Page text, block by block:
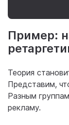
Пример:
Теория
Представим,
Разным
рекламу.